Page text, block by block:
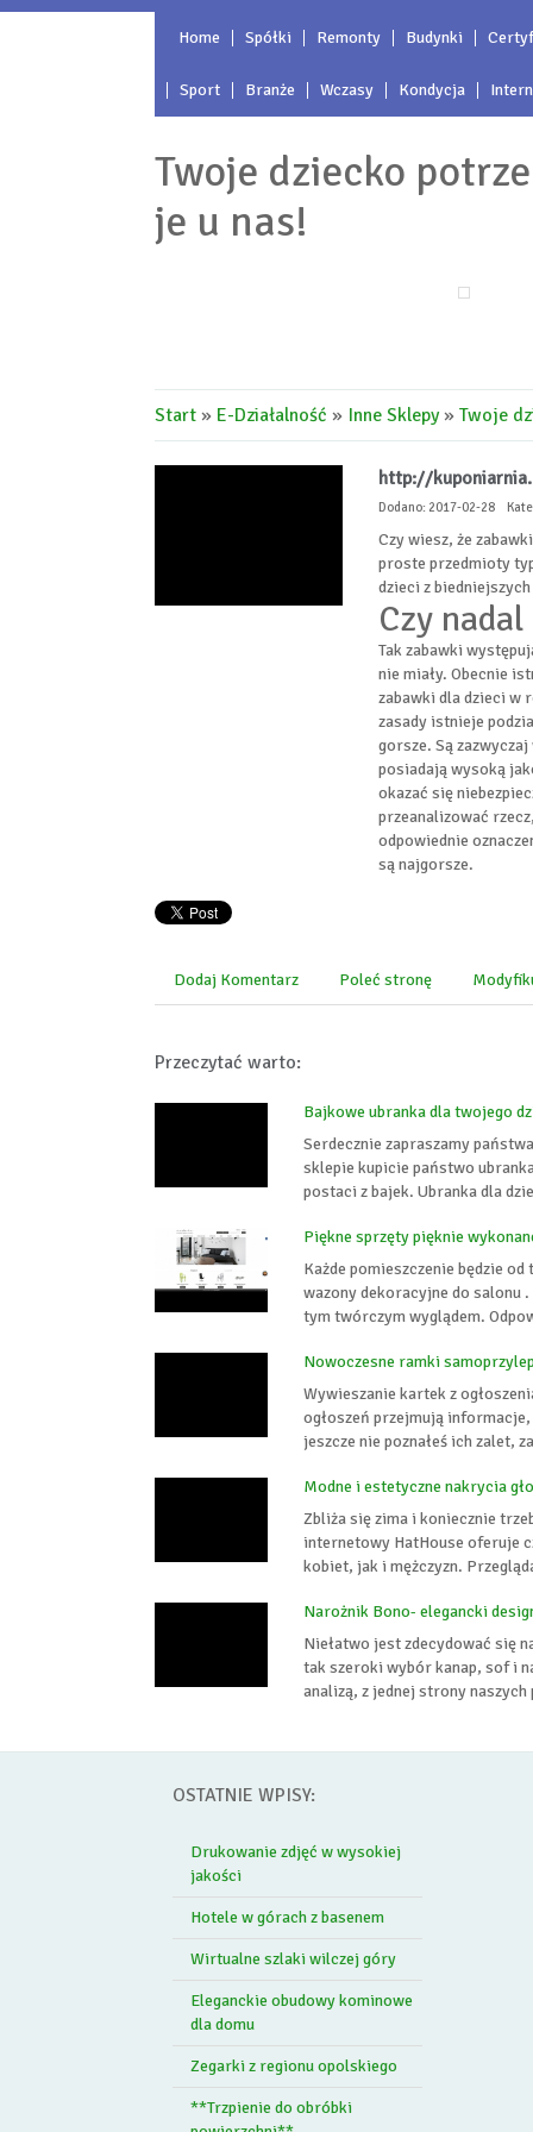
Home Spółki Remonty Budynki
Sport Branże Wczasy Kondycja
Twoje dziecko
je u nas!
Start » E-Działalność » Inne Sklepy» Twoje
http://
Dodano: 2017-02-28
Czy wiesz, że
proste przedmioty
dzieci z
Czy
Tak zabawki
nie miały. Obecnie
zabawki dla dzieci w
zasady istnieje
gorsze. Są
posiadają wysoką
okazać się
przeanalizować
odpowiednie
są najgorsze.
Dodaj Komentarz Poleć stronę
Przeczytać warto:
Bajkowe ubranka dla twojego
Serdecznie zapraszamy
sklepie kupicie państwo
postaci z bajek. Ubranka dla
Piękne sprzęty pięknie
Każde pomieszczenie będzie
wazony dekoracyjne do salonu
tym twórczym wyglądem.
Nowoczesne ramki
Wywieszanie kartek z
ogłoszeń przejmują
jeszcze nie poznałeś ich zalet,
Modne i estetyczne nakrycia
Zbliża się zima i koniecznie
internetowy HatHouse oferuje
kobiet, jak i mężczyzn.
Narożnik Bono- elegancki
Niełatwo jest zdecydować się
tak szeroki wybór kanap, sof i
analizą, z jednej strony
OSTATNIE WPISY:
Drukowanie zdjęć w wysokiej
jakości
Hotele w górach z basenem
Wirtualne szlaki wilczej góry
Eleganckie obudowy kominowe
dla domu
Zegarki z regionu opolskiego
**Trzpienie do obróbki